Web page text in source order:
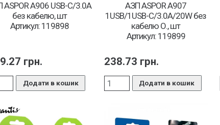
ASPOR A906 USB-C/3.0A
без кабелю, шт
Артикул: 119898
грн.
Додати в кошик
АЗП ASPOR A907
1USB/1USB-C/3.0A/20W без
кабелю О., шт
Артикул: 119899
238.73 грн.
Додати в кошик